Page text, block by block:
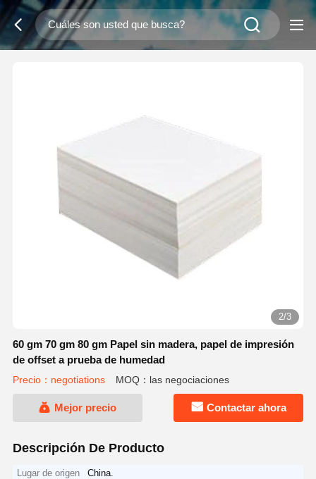
2/3
60 gm 70 gm 80 gm Papel sin madera, papel de impresión
de offset a prueba de humedad
Precio：negotiations MOQ：las negociaciones
Mejor precio Contactar ahora
Descripción De Producto
Lugar de origen
China.